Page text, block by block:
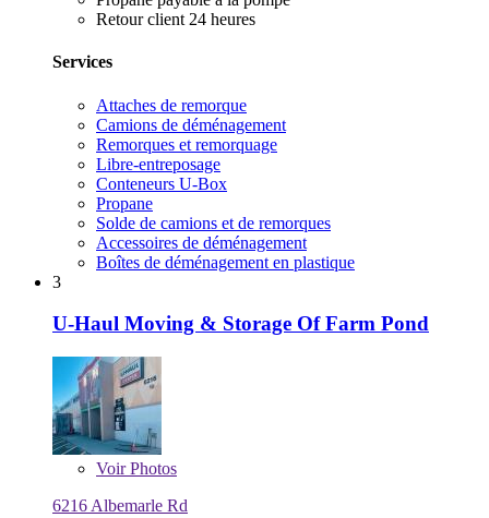
Retour client 24 heures
Services
Attaches de remorque
Camions de déménagement
Remorques et remorquage
Libre-entreposage
Conteneurs U-Box
Propane
Solde de camions et de remorques
Accessoires de déménagement
Boîtes de déménagement en plastique
3
U-Haul Moving & Storage Of Farm Pond
VoirPhotos
6216 Albemarle Rd